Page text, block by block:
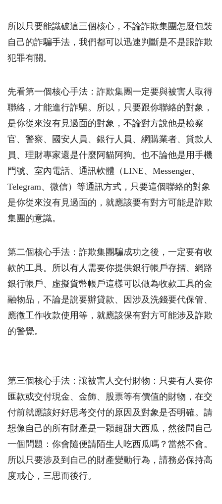
所以只要能識破這三個核心，不論詐欺集團怎麼包裝
自己的詐騙手法，我們都可以迅速判斷是不是跟詐欺
犯罪有關。
先看第一個核心手法：詐欺集團一定要與被害人取得
聯絡，才能進行詐騙。所以，只要跟你聯絡的對象，
是你從來沒有見過面的對象，不論對方說他是檢察
官、警察、國安人員、銀行人員、網購業者、貸款人
員、理財專家還是什麼阿貓阿狗。也不論他是用手機
門號、室內電話、通訊軟體（LINE、 Messenger、
Telegram、微信）等通訊方式，只要這個聯絡的對象
是你從來沒有見過面的，就應該要有對方可能是詐欺
集團的意識。
第二個核心手法：詐欺集團騙成功之後，一定要有收
款的工具。所以有人需要你提供銀行帳戶存摺、網路
銀行帳戶、虛擬貨幣帳戶這樣可以做為收款工具的金
融物品，不論是說要辦貸款、因涉及洗錢要代保管、
應徵工作收款使用等，就應該保有對方可能涉及詐欺
的警覺。
第三個核心手法：讓被害人交付財物：只要有人要你
匯款或交付現金、金飾、股票等有價值的財物，在交
付前就應該好好思考交付的原因及對象是否明確。請
想像自己的所有財產是一顆超甜大西瓜，然後問自己
一個問題：你會隨便請陌生人吃西瓜嗎？當然不會。
所以只要涉及到自己的財產變動行為，請務必保持高
度戒心，三思而後行。